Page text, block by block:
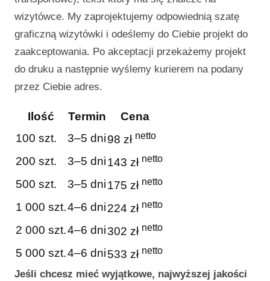
wizytówce. My zaprojektujemy odpowiednią szatę
graficzną wizytówki i odeślemy do Ciebie projekt do
zaakceptowania. Po akceptacji przekażemy projekt
do druku a następnie wyślemy kurierem na podany
przez Ciebie adres.
Ilość Termin
Cena
100 szt.
3–5 dni98 zł netto
200 szt. 3–5 dni143 zł netto
500 szt. 3–5 dni175 zł netto
1 000 szt.4–6 dni224 zł netto
2 000 szt.4–6 dni302 zł netto
5 000 szt.4–6 dni533 zł netto
Jeśli chcesz mieć wyjątkowe, najwyższej jakości